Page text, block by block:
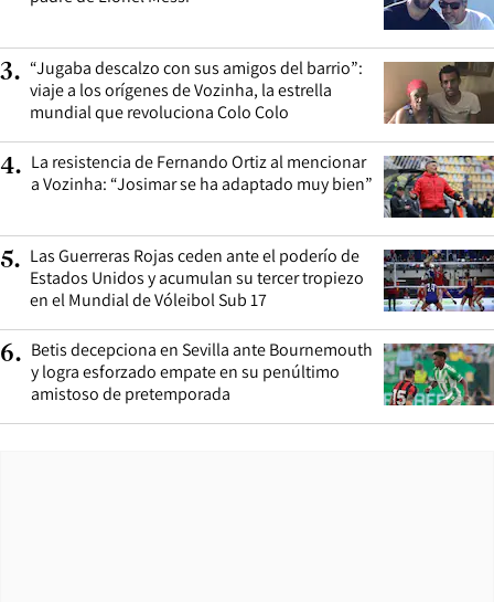
3. “Jugaba descalzo con sus amigos del barrio”:
viaje a los orígenes de Vozinha, la estrella
mundial que revoluciona Colo Colo
4. La resistencia de Fernando Ortiz al mencionar
a Vozinha: “Josimar se ha adaptado muy bien”
5. Las Guerreras Rojas ceden ante el poderío de
Estados Unidos y acumulan su tercer tropiezo
en el Mundial de Vóleibol Sub 17
6. Betis decepciona en Sevilla ante Bournemouth
y logra esforzado empate en su penúltimo
amistoso de pretemporada